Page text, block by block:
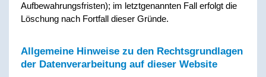
Aufbewahrungsfristen); im letztgenannten Fall erfolgt die
Löschung nach Fortfall dieser Gründe.
Allgemeine Hinweise zu den Rechtsgrundlagen
der Datenverarbeitung auf dieser Website